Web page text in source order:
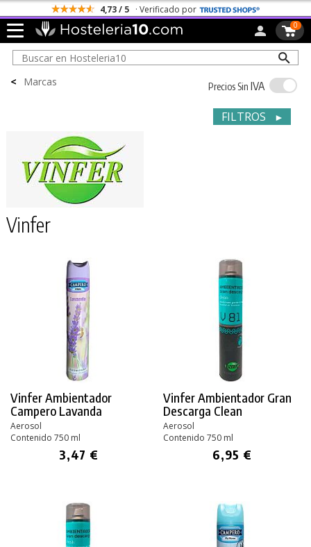
4,73 / 5 · Verificado por
0
< Marcas Precios Sin IVA
FILTROS ►
Vinfer
Vinfer Ambientador
Campero Lavanda
Aerosol
Contenido 750 ml
3,47 €
Vinfer Ambientador Gran
Descarga Clean
Aerosol
Contenido 750 ml
6,95 €